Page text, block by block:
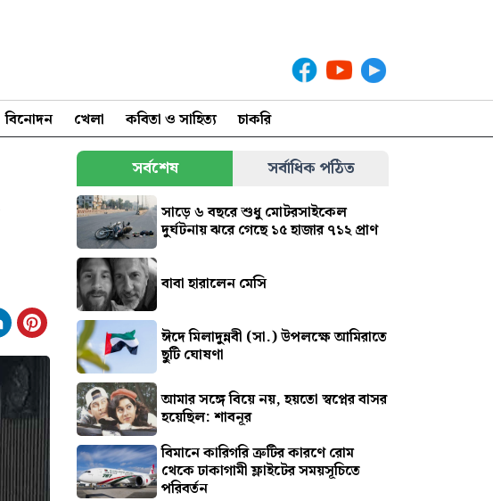
বিনোদন খেলা কবিতা ও সাহিত্য চাকরি
সর্বশেষ সর্বাধিক পঠিত
সাড়ে ৬ বছরে শুধু মোটরসাইকেল
দুর্ঘটনায় ঝরে গেছে ১৫ হাজার ৭১২ প্রাণ
বাবা হারালেন মেসি
ঈদে মিলাদুন্নবী (সা.) উপলক্ষে আমিরাতে
ছুটি ঘোষণা
আমার সঙ্গে বিয়ে নয়, হয়তো স্বপ্নের বাসর
হয়েছিল: শাবনূর
বিমানে কারিগরি ত্রুটির কারণে রোম
থেকে ঢাকাগামী ফ্লাইটের সময়সূচিতে
পরিবর্তন